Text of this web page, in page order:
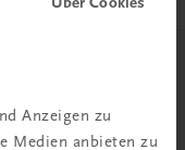
Anzeigen zu
Medien anbieten zu